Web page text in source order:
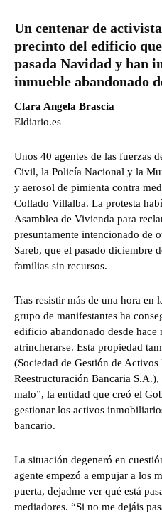
Un centenar de
precinto del edificio
pasada Navidad y han
inmueble abandonado
Clara Angela Brascia
Eldiario.es
Unos 40 agentes de las fuerzas
Civil, la Policía Nacional y la
y aerosol de pimienta contra
Collado Villalba. La protesta
Asamblea de Vivienda para
presuntamente intencionado de
Sareb, que el pasado diciembre
familias sin recursos.
Tras resistir más de una hora en
grupo de manifestantes ha
edificio abandonado desde hace
atrincherarse. Esta propiedad
(Sociedad de Gestión de Activos
Reestructuración Bancaria
malo”, la entidad que creó el
gestionar los activos
bancario.
La situación degeneró en
agente empezó a empujar a los
puerta, dejadme ver qué está
mediadores. “Si no me dejáis